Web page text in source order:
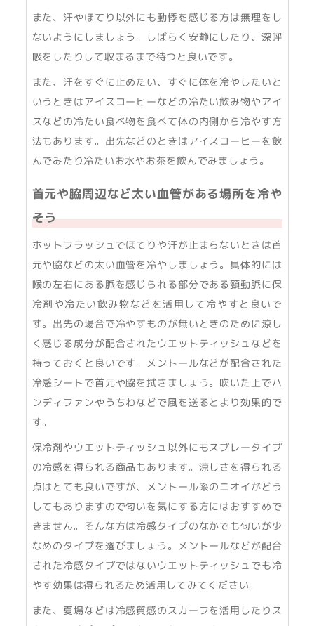
また、汗やほてり以外にも動悸を感じる方は無理をし
ないようにしましょう。しばらく安静にしたり、深呼
吸をしたりして収まるまで待つと良いです。
また、汗をすぐに止めたい、すぐに体を冷やしたいと
いうときはアイスコーヒーなどの冷たい飲み物やアイ
スなどの冷たい食べ物を食べて体の内側から冷やす方
法もあります。出先などのときはアイスコーヒーを飲
んでみたり冷たいお水やお茶を飲んでみましょう。
首元や脇周辺など太い血管がある場所を冷や
そう
ホットフラッシュでほてりや汗が止まらないときは首
元や脇などの太い血管を冷やしましょう。具体的には
喉の左右にある脈を感じられる部分である頸動脈に保
冷剤や冷たい飲み物などを活用して冷やすと良いで
す。出先の場合で冷やすものが無いときのために涼し
く感じる成分が配合されたウエットティッシュなどを
持っておくと良いです。メントールなどが配合された
冷感シートで首元や脇を拭きましょう。吹いた上でハ
ンディファンやうちわなどで風を送るとより効果的で
す。
保冷剤やウエットティッシュ以外にもスプレータイプ
の冷感を得られる商品もあります。涼しさを得られる
点はとても良いですが、メントール系のニオイがどう
してもありますので匂いを気にする方にはおすすめで
きません。そんな方は冷感タイプのなかでも匂いが少
なめのタイプを選びましょう。メントールなどが配合
された冷感タイプではないウエットティッシュでも冷
やす効果は得られるため活用してみてください。
また、夏場などは冷感質感のスカーフを活用したりス